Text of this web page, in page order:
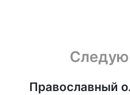
Православный